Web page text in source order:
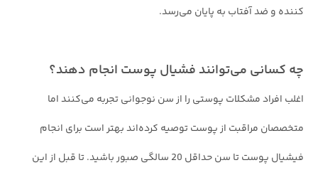
کننده و ضد آفتاب به پایان می‌رسد.
چه کسانی می‌توانند فشیال پوست انجام دهند؟
اغلب افراد مشکلات پوستی را از سن نوجوانی تجربه می‌کنند اما
متخصصان مراقبت از پوست توصیه کرده‌اند بهتر است برای انجام
فیشیال پوست تا سن حداقل 20 سالگی صبور باشید. تا قبل از این